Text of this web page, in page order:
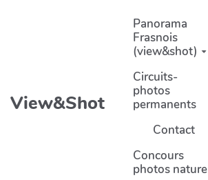
Aller au contenu principal
View&Shot
Panorama
Frasnois
(view&shot)
Circuits-
photos
permanents
Contact
Concours
photos nature